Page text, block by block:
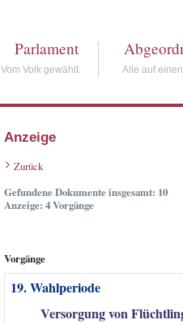
Parlament
Vom Volk gewählt Alle auf
Anzeige
Zurück
Gefundene Dokumente insgesamt: 10
Anzeige: 4 Vorgänge
Vorgänge
19. Wahlperiode
Versorgung von